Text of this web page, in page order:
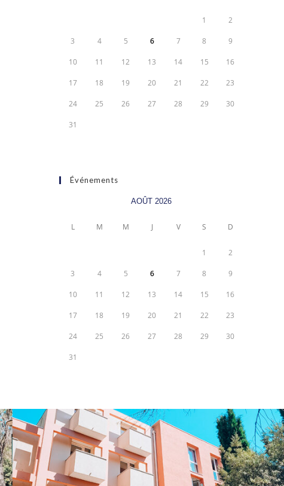
1 2
3 4 5 6 7 8 9
10 11 12 13 14 15 16
17 18 19 20 21 22 23
24 25 26 27 28 29 30
31
Événements
AOÛT 2026
L M M J V S D
1 2
3 4 5 6 7 8 9
10 11 12 13 14 15 16
17 18 19 20 21 22 23
24 25 26 27 28 29 30
31